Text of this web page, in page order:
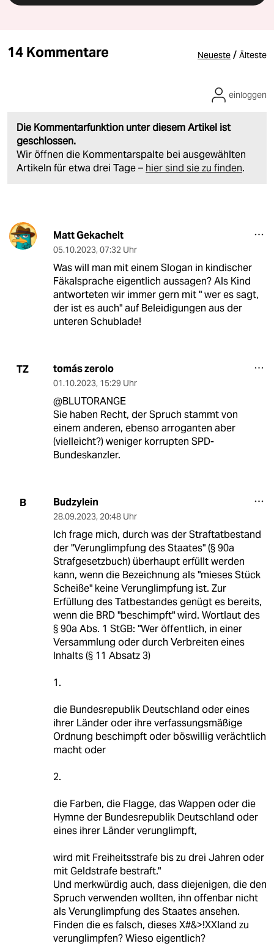
14 Kommentare Neueste / Älteste
Die Kommentarfunktion unter diesem Artikel ist
geschlossen.
Wir öffnen die Kommentarspalte bei ausgewählten
Artikeln für etwa drei Tage – hier sind sie zu finden.
einloggen
Matt Gekachelt
05.10.2023, 07:32 Uhr
Was will man mit einem Slogan in kindischer
Fäkalsprache eigentlich aussagen? Als Kind
antworteten wir immer gern mit " wer es sagt,
der ist es auch" auf Beleidigungen aus der
unteren Schublade!
TZ tomás zerolo
01.10.2023, 15:29 Uhr
@BLUTORANGE
Sie haben Recht, der Spruch stammt von
einem anderen, ebenso arroganten aber
(vielleicht?) weniger korrupten SPD-
Bundeskanzler.
B Budzylein
28.09.2023, 20:48 Uhr
Ich frage mich, durch was der Straftatbestand
der "Verunglimpfung des Staates" (§ 90a
Strafgesetzbuch) überhaupt erfüllt werden
kann, wenn die Bezeichnung als "mieses Stück
Scheiße" keine Verunglimpfung ist. Zur
Erfüllung des Tatbestandes genügt es bereits,
wenn die BRD "beschimpft" wird. Wortlaut des
§ 90a Abs. 1 StGB: "Wer öffentlich, in einer
Versammlung oder durch Verbreiten eines
Inhalts (§ 11 Absatz 3)
1.
die Bundesrepublik Deutschland oder eines
ihrer Länder oder ihre verfassungsmäßige
Ordnung beschimpft oder böswillig verächtlich
macht oder
2.
die Farben, die Flagge, das Wappen oder die
Hymne der Bundesrepublik Deutschland oder
eines ihrer Länder verunglimpft,
wird mit Freiheitsstrafe bis zu drei Jahren oder
mit Geldstrafe bestraft."
Und merkwürdig auch, dass diejenigen, die den
Spruch verwenden wollten, ihn offenbar nicht
als Verunglimpfung des Staates ansehen.
Finden die es falsch, dieses X#&>!XXland zu
verunglimpfen? Wieso eigentlich?